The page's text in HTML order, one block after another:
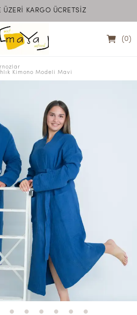
ÜZERİ KARGO ÜCRETSİZ
MEET MAYA
(0)
Kimono Modeli Mavi